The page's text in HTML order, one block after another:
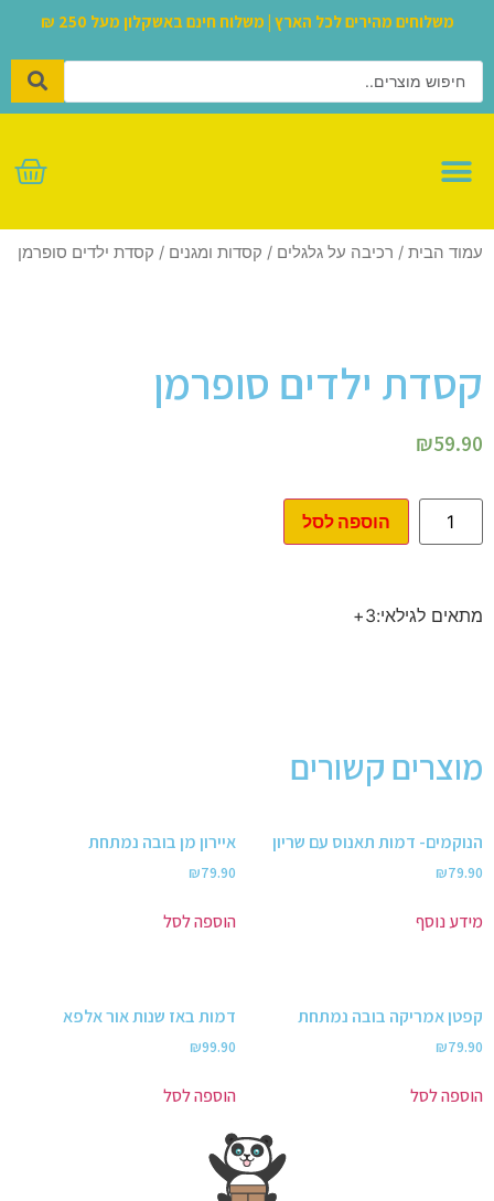
משלוחים מהירים לכל הארץ | משלוח חינם באשקלון מעל 250 ₪
עמוד הבית / רכיבה על גלגלים / קסדות ומגנים / קסדת ילדים סופרמן
קסדת ילדים סופרמן
₪59.90
הוספה לסל
מתאים לגילאי:3+
מוצרים קשורים
הנוקמים- דמות תאנוס עם שריון
₪79.90
מידע נוסף
איירון מן בובה נמתחת
₪79.90
הוספה לסל
קפטן אמריקה בובה נמתחת
₪79.90
הוספה לסל
דמות באז שנות אור אלפא
₪99.90
הוספה לסל